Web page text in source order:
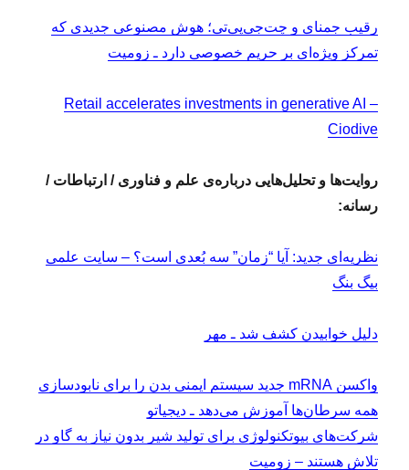
رقیب جمنای و چت‌جی‌پی‌تی؛ هوش مصنوعی جدیدی که
تمرکز ویژه‌ای بر حریم خصوصی دارد ـ زومیت
Retail accelerates investments in generative AI –
Ciodive
روایت‌ها و تحلیل‌هایی درباره‌ی علم و فناوری / ارتباطات /
رسانه:
نظریه‌ای جدید: آیا “زمان” سه بُعدی است؟ – سایت علمی
بیگ بنگ
دلیل خوابیدن کشف شد ـ مهر
واکسن mRNA جدید سیستم ایمنی بدن را برای نابودسازی
همه سرطان‌ها آموزش می‌دهد ـ دیجیاتو
شرکت‌های بیوتکنولوژی برای تولید شیر بدون نیاز به گاو در
تلاش هستند – زومیت